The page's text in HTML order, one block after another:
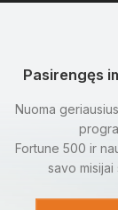
Pasirengęs
Nuoma
Fortune 500 ir
savo